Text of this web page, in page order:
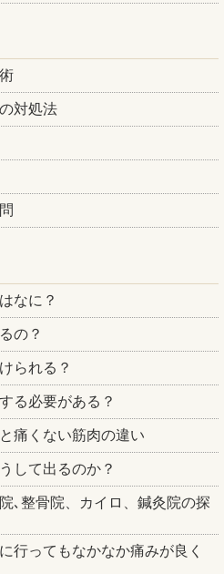
対処法
なに？
の？
られる？
る必要がある？
痛くない筋肉の違い
して出るのか？
､整骨院、カイロ、鍼灸院の探
行ってもなかなか痛みが良く